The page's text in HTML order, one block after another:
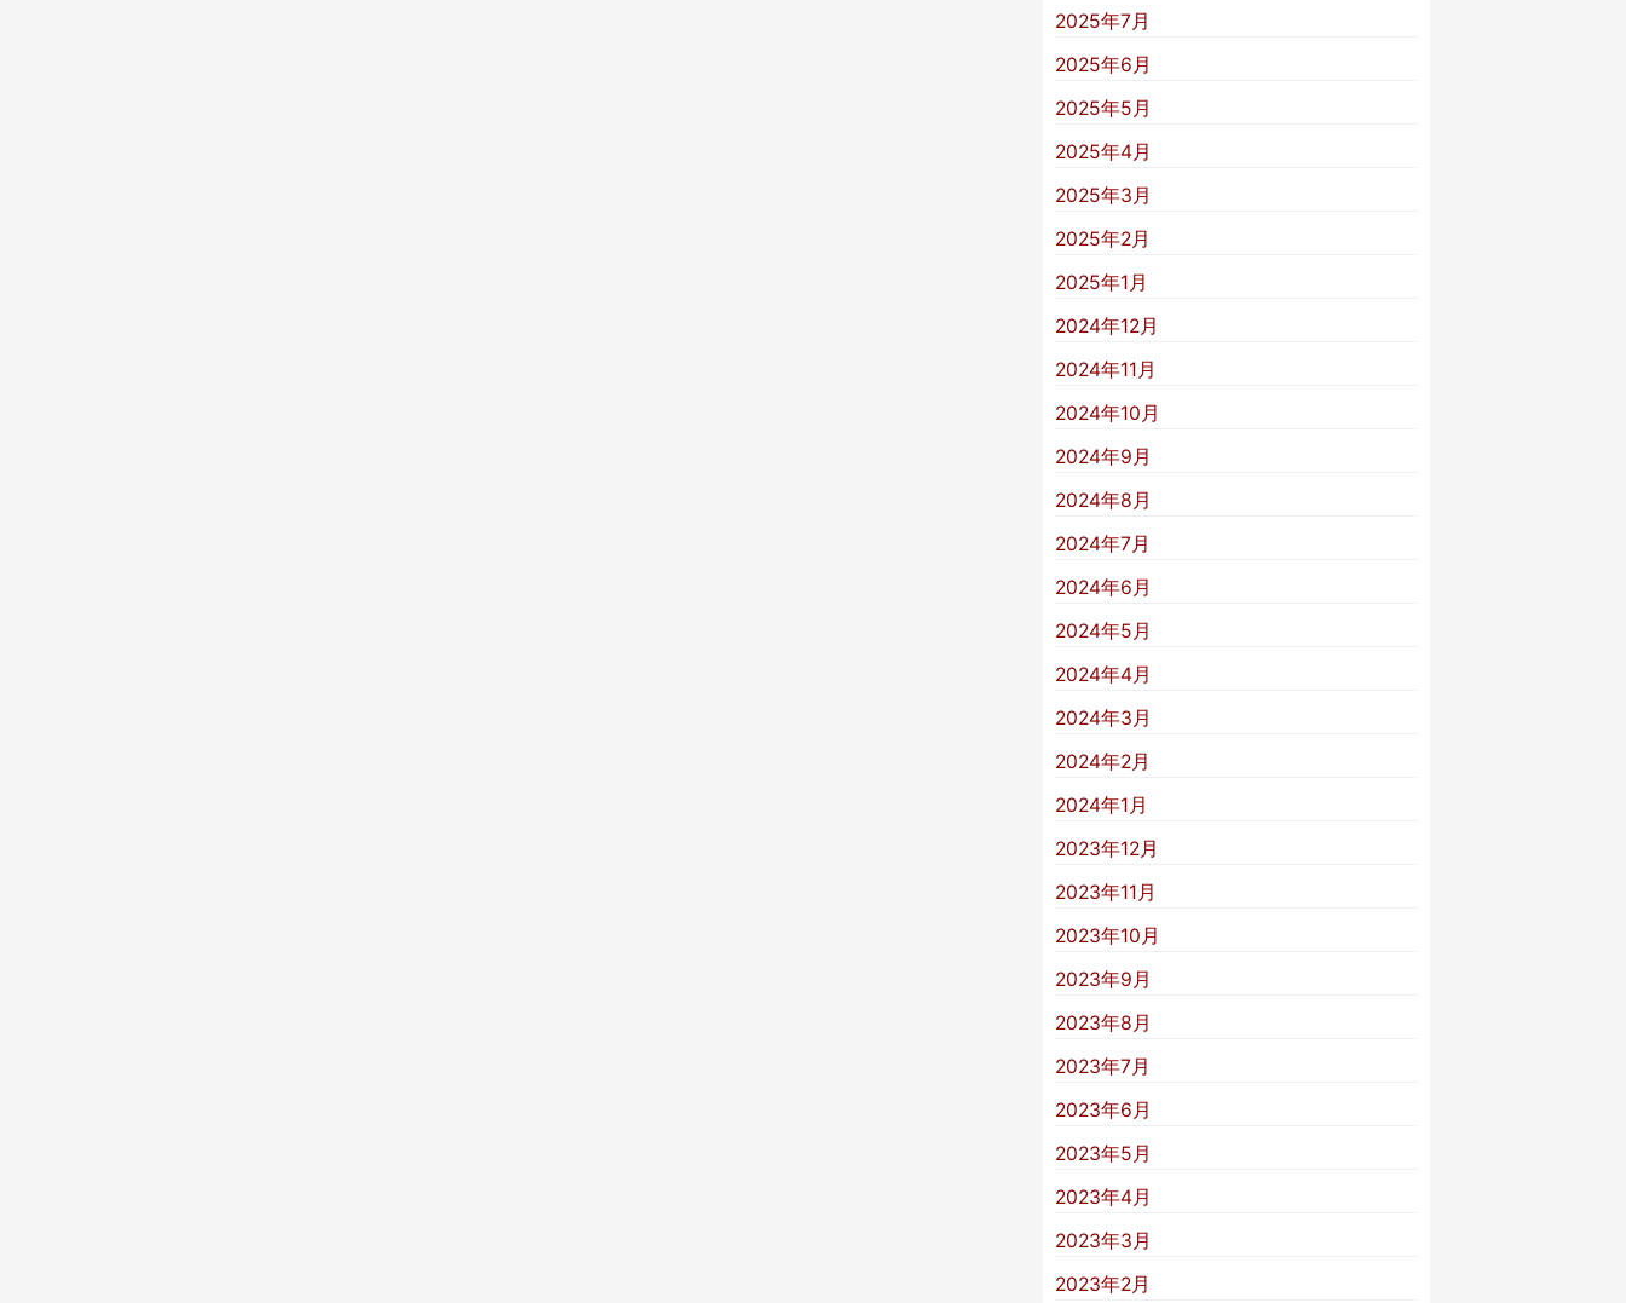
2025年7月
2025年6月
2025年5月
2025年4月
2025年3月
2025年2月
2025年1月
2024年12月
2024年11月
2024年10月
2024年9月
2024年8月
2024年7月
2024年6月
2024年5月
2024年4月
2024年3月
2024年2月
2024年1月
2023年12月
2023年11月
2023年10月
2023年9月
2023年8月
2023年7月
2023年6月
2023年5月
2023年4月
2023年3月
2023年2月